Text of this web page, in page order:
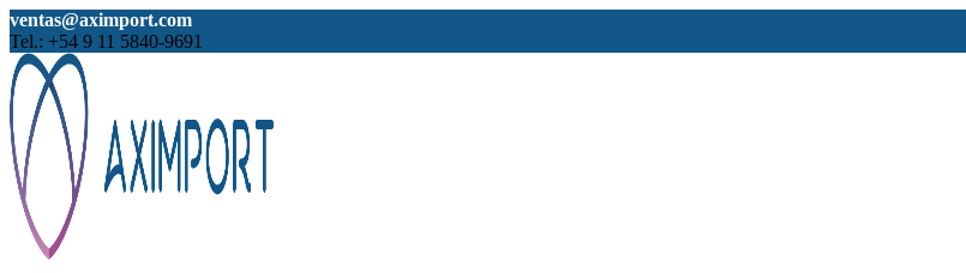
ventas@aximport.com
Tel.: +54 9 11 5840-9691